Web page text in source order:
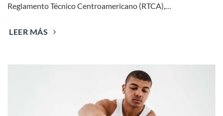
Reglamento Técnico Centroamericano (RTCA),…
LEER MÁS